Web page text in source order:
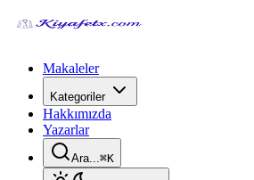
Makaleler
Kategoriler
Hakkımızda
Yazarlar
Ara...⌘K